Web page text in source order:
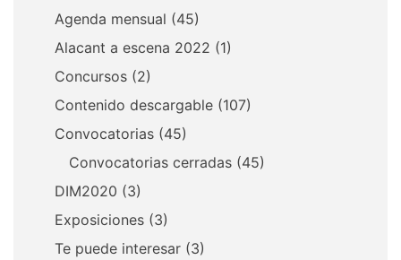
Agenda mensual (45)
Alacant a escena 2022 (1)
Concursos (2)
Contenido descargable (107)
Convocatorias (45)
Convocatorias cerradas (45)
DIM2020 (3)
Exposiciones (3)
Te puede interesar (3)